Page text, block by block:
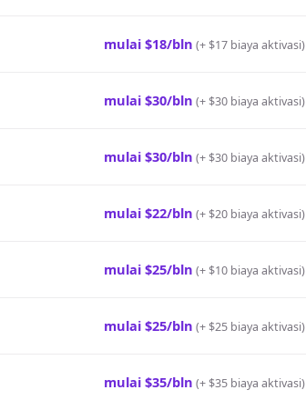
mulai $18/bln (+ $17 biaya aktivasi)
mulai $30/bln (+ $30 biaya aktivasi)
mulai $30/bln (+ $30 biaya aktivasi)
mulai $22/bln (+ $20 biaya aktivasi)
mulai $25/bln (+ $10 biaya aktivasi)
mulai $25/bln (+ $25 biaya aktivasi)
mulai $35/bln (+ $35 biaya aktivasi)